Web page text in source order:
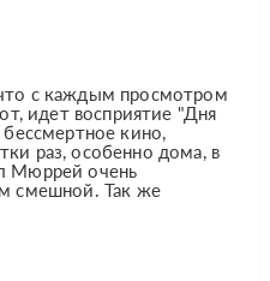
с каждым просмотром
идет восприятие "Дня
кино,
раз, особенно дома, в
Мюррей очень
смешной. Так же